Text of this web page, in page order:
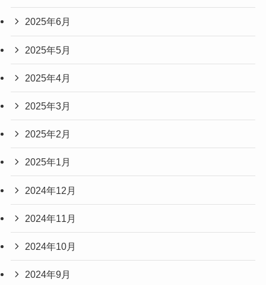
2025年6月
2025年5月
2025年4月
2025年3月
2025年2月
2025年1月
2024年12月
2024年11月
2024年10月
2024年9月